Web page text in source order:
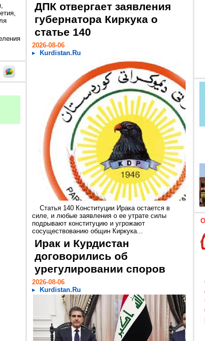
ДПК отвергает заявления
губернатора Киркука о
статье 140
2026-08-06
Kurdistan.Ru
Статья 140 Конституции Ирака остается в
силе, и любые заявления о ее утрате силы
подрывают конституцию и угрожают
сосуществованию общин Киркука...
Ирак и Курдистан
договорились об
урегулировании споров
2026-08-06
Kurdistan.Ru